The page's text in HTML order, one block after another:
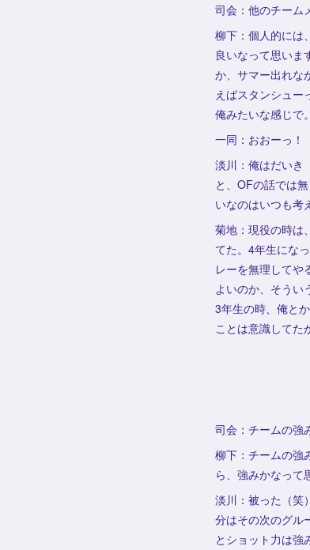
司会：他のチーム
柳下：個人的には
良いなって思いま
か、サマー出れな
えばスタンシュー
俺みたいな感じで。
一同：おおーっ！
淡川：俺はだいき
と、OFの話では
いなのはいつも考
菊地：現役の時は
てた。4年生にな
レーを無理してや
よいのか、そうい
3年生の時、俺と
ことは意識してた
司会：チームの強
柳下：チームの強
ら、強みかなって
淡川：被った（笑
分はその次のグル
とショット力は強